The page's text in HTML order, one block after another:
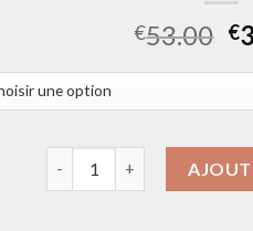
€53.00 €